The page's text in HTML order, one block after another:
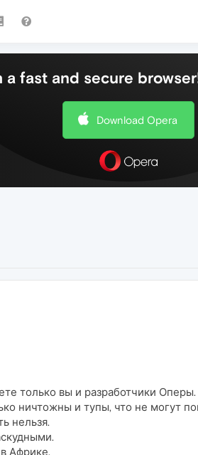
fast and secure
Download Opera
только вы и разработчики Оперы.
ничтожны и тупы, что не могут
нельзя.
Африке.